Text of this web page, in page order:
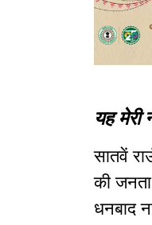
यह
सातवें
की
धनबाद